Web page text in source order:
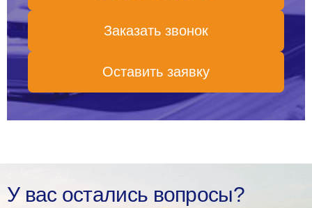
Заказать звонок
Оставить заявку
У вас остались вопросы?